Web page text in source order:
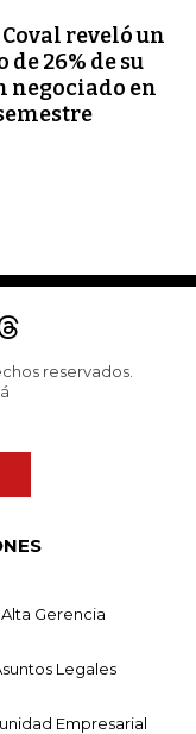
reveló un
de 26% de su
negociado en
reservados.
Alta Gerencia
Legales
Empresarial